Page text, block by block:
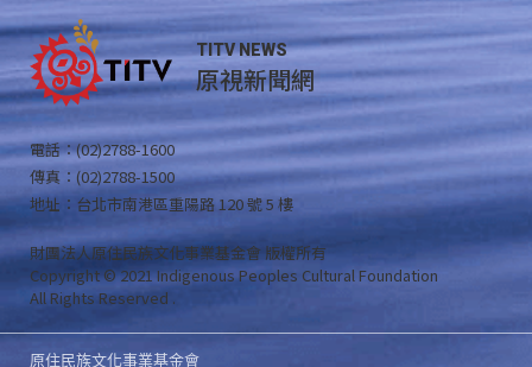
TITV NEWS
原視新聞網
電話：(02)2788-1600
傳真：(02)2788-1500
地址：台北市南港區重陽路 120 號 5 樓
財團法人原住民族文化事業基金會 版權所有
Copyright © 2021 Indigenous Peoples Cultural Foundation
All Rights Reserved .
原住民族文化事業基金會